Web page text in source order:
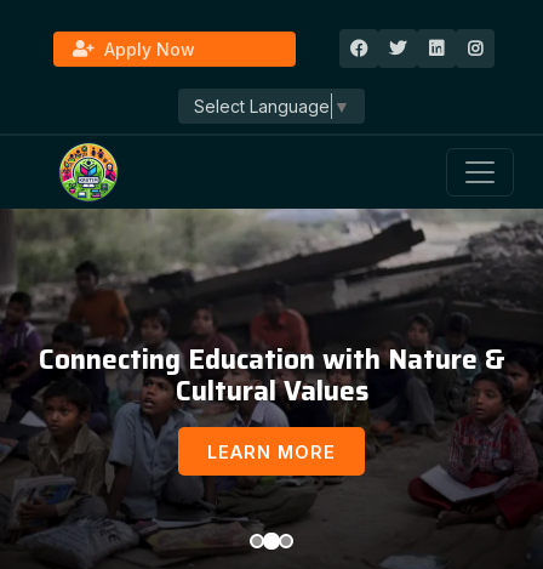
Apply Now
Select Language ▼
Connecting Education with Nature &
Cultural Values
LEARN MORE